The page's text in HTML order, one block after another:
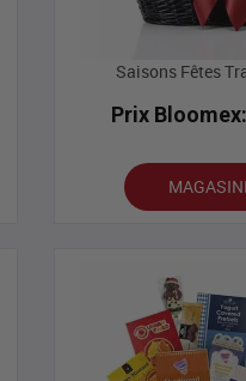
Saisons Fêtes
Prix Bloomex: